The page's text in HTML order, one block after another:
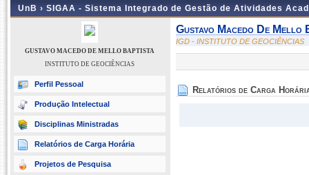
UnB › SIGAA - Sistema Integrado de Gestão de Atividades
GUSTAVO MACEDO DE MELLO BAPTISTA
INSTITUTO DE GEOCIÊNCIAS
Perfil Pessoal
Produção Intelectual
Disciplinas Ministradas
Relatórios de Carga Horária
Projetos de Pesquisa
Gustavo Macedo De Mello
IGD - INSTITUTO DE GEOCIÊNCIAS
Relatórios de Carga